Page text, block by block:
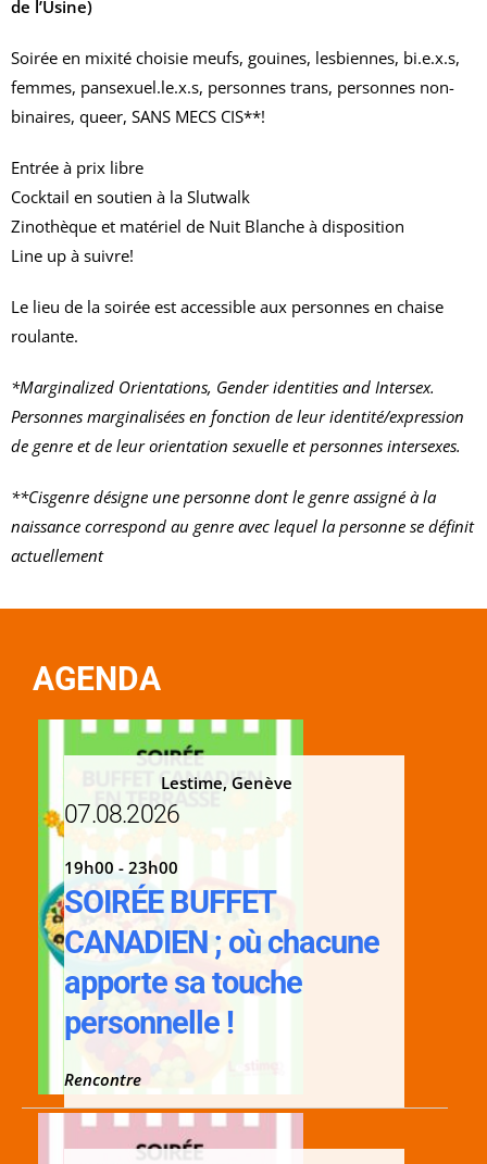
de l’Usine)
Soirée en mixité choisie meufs, gouines, lesbiennes, bi.e.x.s,
femmes, pansexuel.le.x.s, personnes trans, personnes non-
binaires, queer, SANS MECS CIS**!
Entrée à prix libre
Cocktail en soutien à la Slutwalk
Zinothèque et matériel de Nuit Blanche à disposition
Line up à suivre!
Le lieu de la soirée est accessible aux personnes en chaise
roulante.
*Marginalized Orientations, Gender identities and Intersex.
Personnes marginalisées en fonction de leur identité/expression
de genre et de leur orientation sexuelle et personnes intersexes.
**Cisgenre désigne une personne dont le genre assigné à la
naissance correspond au genre avec lequel la personne se définit
actuellement
AGENDA
Lestime, Genève
07.08.2026
19h00 - 23h00
SOIRÉE BUFFET
CANADIEN ; où chacune
apporte sa touche
personnelle !
Rencontre